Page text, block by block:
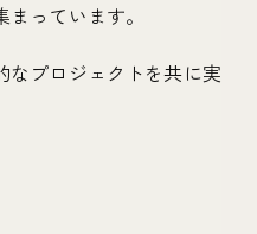
っています。
なプロジェクトを共に実